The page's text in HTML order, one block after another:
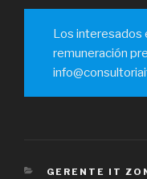
Los interesados
remuneración
CATEGORÍAS
GERENTE IT